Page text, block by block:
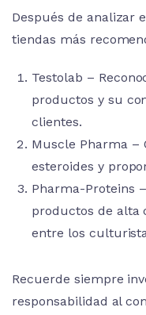
Después de analizar
tiendas más
Testolab –
productos y su
clientes.
Muscle Pharma –
esteroides y
Pharma-Proteins
productos de alta
entre los
Recuerde siempre
responsabilidad al